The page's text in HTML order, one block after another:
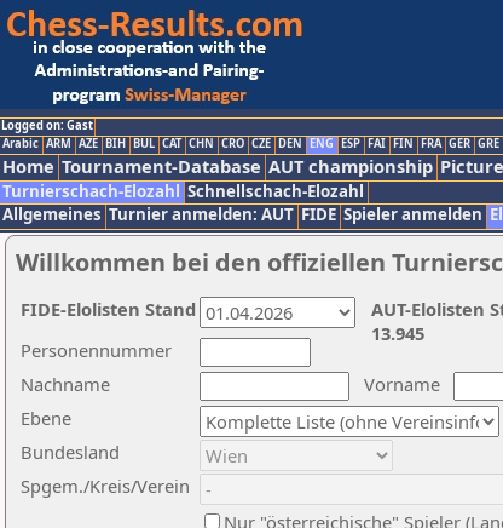
Logged on: Gast
Arabic ARM AZE BIH BUL CAT CHN CRO CZE DEN ENG ESP FAI FIN FRA GER GRE
Home Tournament-Database AUT championship
Turnierschach-Elozahl Schnellschach-Elozahl
Allgemeines Turnier anmelden: AUT FIDE Spieler anmelden
Willkommen bei den offiziellen
Nachname
Vorname
Ebene
Personennummer
Bundesland
Spgem./Kreis/Verein
Nur "österreichische" Spieler
AUT-Elolisten
13.945
FIDE-Elolisten Stand